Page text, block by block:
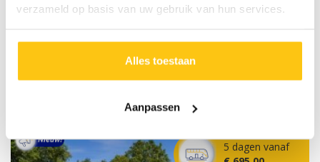
verzameld op basis van uw gebruik van hun services.
Alles toestaan
Aanpassen
Gezellig autovrij stadje
5 dagen vanaf